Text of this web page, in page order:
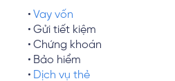
Vay vốn
Gửi tiết kiệm
Chứng khoán
Bảo hiểm
Dịch vụ thẻ